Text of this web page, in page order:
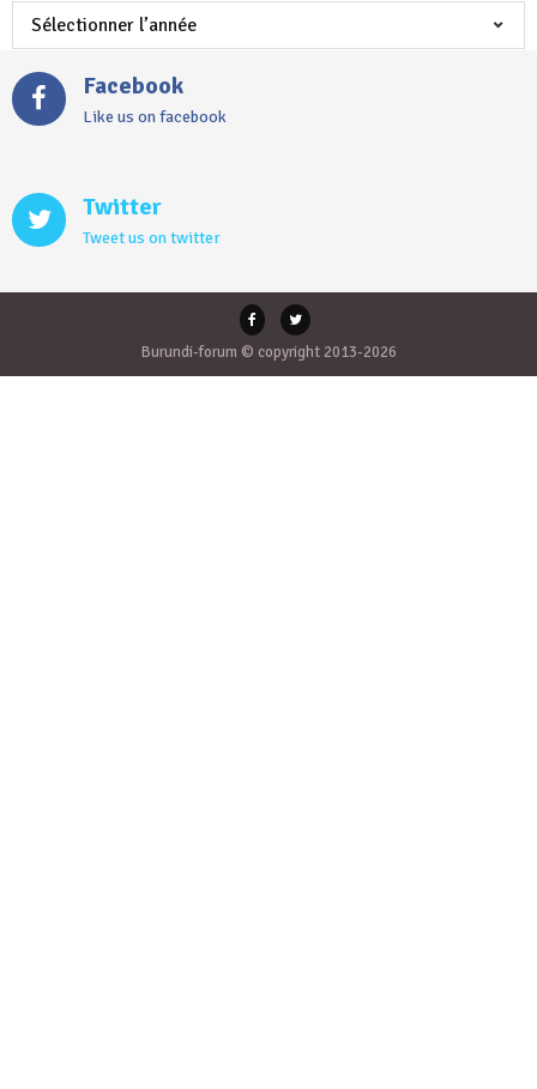
Facebook
Like us on facebook
Twitter
Tweet us on twitter
Burundi-forum © copyright 2013-2026